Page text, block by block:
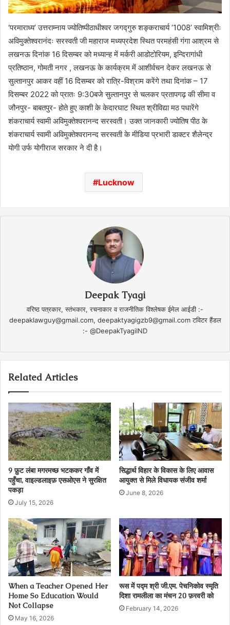
‘परमाराध्य’ उत्तराम्नाय ज्योतिष्पीठाधीश्वर जगद्गुरु शङ्कराचार्य ‘1008’ स्वामिश्रीः
अविमुक्तेश्वरानंदः सरस्वती जी महाराज मध्यप्रदेश स्थित परमहंसी गंगा आश्रम से
लखनऊ दिनांक 16 दिसम्बर को मध्यान्ह में मर्करी आडोटोरियम, इन्दिरागांधी
प्रतिष्ठान, गोमती नगर , लखनऊ के कार्यक्रम में आशीर्वचन देकर लखनऊ से
सुल्तानपुर आकर वहीं 16 दिसम्बर को रात्रि-विश्राम करेंगे तथा दिनांक – 17
दिसम्बर 2022 को प्रातः 9:30बजे सुल्तानपुर से चलकर प्रतापगढ़ की सीमा व
जौनपुर- बाबतपुर- होते हुए काशी के केदारघाट स्थित श्रीविद्या मठ पधारेंगे
शंकराचार्य स्वामी अविमुक्तेश्वरानन्द सरस्वती। उक्त जानकारी ज्योतिष पीठ के
शंकराचार्य स्वामी अविमुक्तेश्वरानन्द सरस्वती के मीडिया प्रभारी डाक्टर शैलेन्द्र
योगी उर्फ योगीराज सरकार ने दी है।
Lucknow
Deepak Tyagi
वरिष्ठ पत्रकार, स्तंभकार, रचनाकार व राजनीतिक विश्लेषक ईमेल आईडी :-
deepaklawguy@gmail.com, deepaktyagigzb9@gmail.com टविटर हैंडल
:- @DeepakTyagiIND
Related Articles
9 फ़ुट लंबा मगरमच्छ भटककर गाँव में
पहुँचा, वाइल्डलाइफ़ एसओएस ने सुरक्षित
पकड़ा
July 15, 2026
सिद्धार्थ विहार के विकास के लिए आवास
आयुक्त से मिले विधायक संजीव शर्मा
June 8, 2026
When a Teacher Opened Her
Home So Education Would
Not Collapse
May 16, 2026
रूस में पद्म श्री जी.एम. पेचनिकोव स्मृति
दिशा रामलीला का मंचन 20 फ़रवरी को
February 14, 2026